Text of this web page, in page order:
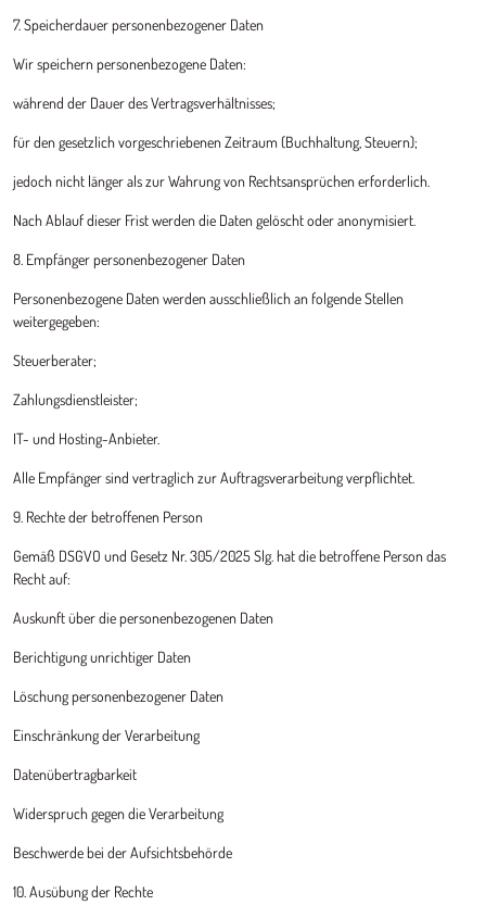
7. Speicherdauer personenbezogener Daten
Wir speichern personenbezogene Daten:
während der Dauer des Vertragsverhältnisses;
für den gesetzlich vorgeschriebenen Zeitraum (Buchhaltung, Steuern);
jedoch nicht länger als zur Wahrung von Rechtsansprüchen erforderlich.
Nach Ablauf dieser Frist werden die Daten gelöscht oder anonymisiert.
8. Empfänger personenbezogener Daten
Personenbezogene Daten werden ausschließlich an folgende Stellen
weitergegeben:
Steuerberater;
Zahlungsdienstleister;
IT- und Hosting-Anbieter.
Alle Empfänger sind vertraglich zur Auftragsverarbeitung verpflichtet.
9. Rechte der betroffenen Person
Gemäß DSGVO und Gesetz Nr. 305/2025 Slg. hat die betroffene Person das
Recht auf:
Auskunft über die personenbezogenen Daten
Berichtigung unrichtiger Daten
Löschung personenbezogener Daten
Einschränkung der Verarbeitung
Datenübertragbarkeit
Widerspruch gegen die Verarbeitung
Beschwerde bei der Aufsichtsbehörde
10. Ausübung der Rechte